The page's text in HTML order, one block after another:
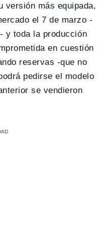
versión más equipada,
el 7 de marzo -
y toda la producción
en cuestión
reservas -que no
pedirse el modelo
se vendieron